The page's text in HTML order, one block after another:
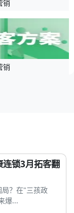
销
销
锁3月拓客翻
？在"三孩政
爆...